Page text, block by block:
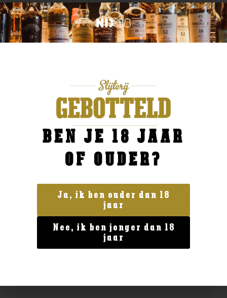
Geen categorie
Enate 234 Chardonnay Magnum
29,99
BEN JE 18 JAAR
OF OUDER?
Ja, ik ben ouder dan 18
jaar
Nee, ik ben jonger dan 18
jaar